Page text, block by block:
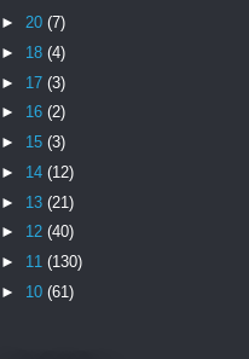
► 20 (7)
► 18 (4)
► 17 (3)
► 16 (2)
► 15 (3)
► 14 (12)
► 13 (21)
► 12 (40)
► 11 (130)
► 10 (61)